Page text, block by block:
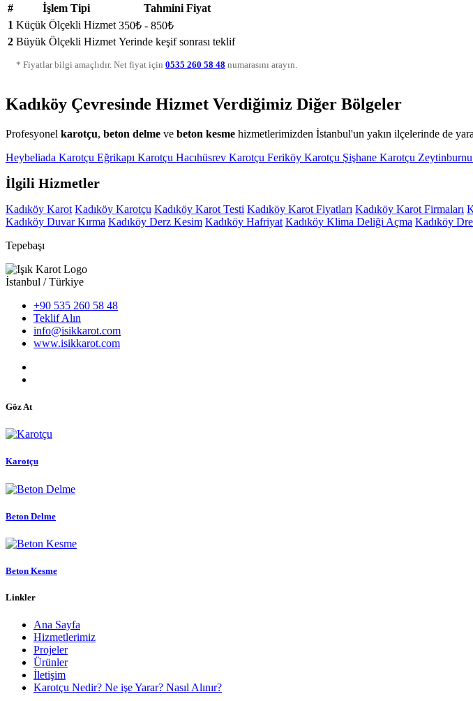
#
İşlem Tipi
Tahmini Fiyat
1 Küçük Ölçekli Hizmet 350₺ - 850₺
2 Büyük Ölçekli Hizmet Yerinde keşif sonrası teklif
* Fiyatlar bilgi amaçlıdır. Net fiyat için 0535 260 58 48 numarasını arayın.
Kadıköy Çevresinde Hizmet Verdiğimiz Diğer Bölgeler
Profesyonel karotçu, beton delme ve beton kesme hizmetlerimizden İstanbul'un yakın ilçelerinde de
Heybeliada Karotçu Eğrikapı Karotçu Hacıhüsrev Karotçu Feriköy Karotçu Şişhane Karotçu
İlgili Hizmetler
Kadıköy Karot Kadıköy Karotçu Kadıköy Karot Testi Kadıköy Karot Fiyatları Kadıköy Karot Firmaları
Kadıköy Duvar Kırma Kadıköy Derz Kesim Kadıköy Hafriyat Kadıköy Klima Deliği Açma Kadıköy
Tepebaşı
İstanbul / Türkiye
+90 535 260 58 48
Teklif Alın
info@isikkarot.com
www.isikkarot.com
Göz At
Karotçu
Beton Delme
Beton Kesme
Linkler
Ana Sayfa
Hizmetlerimiz
Projeler
Ürünler
İletişim
Karotçu Nedir? Ne işe Yarar? Nasıl Alınır?